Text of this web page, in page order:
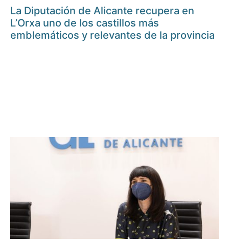
La Diputación de Alicante recupera en
L’Orxa uno de los castillos más
emblemáticos y relevantes de la provincia